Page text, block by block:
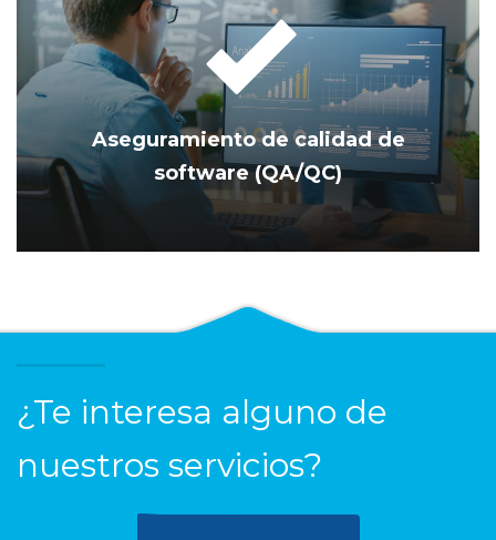
Aseguramiento de calidad de
software (QA/QC)
¿Te interesa alguno de
nuestros servicios?